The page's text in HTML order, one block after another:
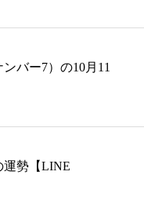
バー7）の10月11
運勢【LINE